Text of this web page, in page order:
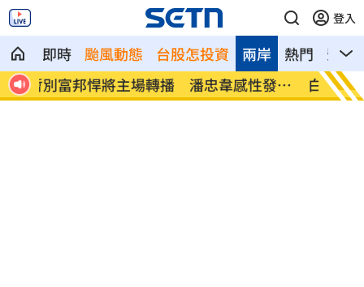
登入
即時 颱風動態 台股怎投資 熱門 影音
兩岸
聲
白海豚發威！9地區預測達停班課標準
白海
灣